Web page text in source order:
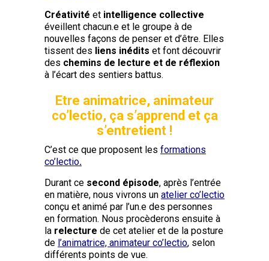
Créativité et intelligence collective
éveillent chacun.e et le groupe à de
nouvelles façons de penser et d’être. Elles
tissent des liens inédits et font découvrir
des chemins de lecture et de réflexion
à l’écart des sentiers battus.
Etre animatrice, animateur
co’lectio, ça s’apprend et ça
s’entretient !
C’est ce que proposent les formations
co’lectio.
Durant ce second épisode, après l’entrée
en matière, nous vivrons un atelier co’lectio
conçu et animé par l’un.e des personnes
en formation. Nous procèderons ensuite à
la relecture de cet atelier et de la posture
de l’animatrice, animateur co’lectio, selon
différents points de vue.